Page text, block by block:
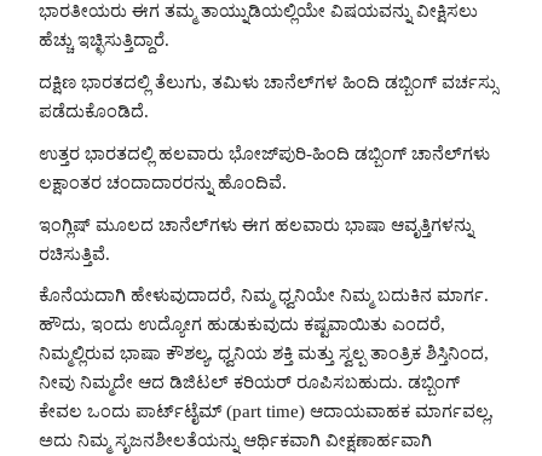
ಭಾರತೀಯರು ಈಗ ತಮ್ಮ ತಾಯ್ನುಡಿಯಲ್ಲಿಯೇ ವಿಷಯವನ್ನು ವೀಕ್ಷಿಸಲು
ಹೆಚ್ಚು ಇಚ್ಛಿಸುತ್ತಿದ್ದಾರೆ.
ದಕ್ಷಿಣ ಭಾರತದಲ್ಲಿ ತೆಲುಗು, ತಮಿಳು ಚಾನೆಲ್‌ಗಳ ಹಿಂದಿ ಡಬ್ಬಿಂಗ್ ವರ್ಚಸ್ಸು
ಪಡೆದುಕೊಂಡಿದೆ.
ಉತ್ತರ ಭಾರತದಲ್ಲಿ ಹಲವಾರು ಭೋಜ್‌ಪುರಿ-ಹಿಂದಿ ಡಬ್ಬಿಂಗ್ ಚಾನೆಲ್‌ಗಳು
ಲಕ್ಷಾಂತರ ಚಂದಾದಾರರನ್ನು ಹೊಂದಿವೆ.
ಇಂಗ್ಲಿಷ್ ಮೂಲದ ಚಾನೆಲ್‌ಗಳು ಈಗ ಹಲವಾರು ಭಾಷಾ ಆವೃತ್ತಿಗಳನ್ನು
ರಚಿಸುತ್ತಿವೆ.
ಕೊನೆಯದಾಗಿ ಹೇಳುವುದಾದರೆ, ನಿಮ್ಮ ಧ್ವನಿಯೇ ನಿಮ್ಮ ಬದುಕಿನ ಮಾರ್ಗ.
ಹೌದು, ಇಂದು ಉದ್ಯೋಗ ಹುಡುಕುವುದು ಕಷ್ಟವಾಯಿತು ಎಂದರೆ,
ನಿಮ್ಮಲ್ಲಿರುವ ಭಾಷಾ ಕೌಶಲ್ಯ, ಧ್ವನಿಯ ಶಕ್ತಿ ಮತ್ತು ಸ್ವಲ್ಪ ತಾಂತ್ರಿಕ ಶಿಸ್ತಿನಿಂದ,
ನೀವು ನಿಮ್ಮದೇ ಆದ ಡಿಜಿಟಲ್ ಕರಿಯರ್ ರೂಪಿಸಬಹುದು. ಡಬ್ಬಿಂಗ್
ಕೇವಲ ಒಂದು ಪಾರ್ಟ್‌ಟೈಮ್ (part time) ಆದಾಯವಾಹಕ ಮಾರ್ಗವಲ್ಲ,
ಅದು ನಿಮ್ಮ ಸೃಜನಶೀಲತೆಯನ್ನು ಆರ್ಥಿಕವಾಗಿ ವೀಕ್ಷಣಾರ್ಹವಾಗಿ